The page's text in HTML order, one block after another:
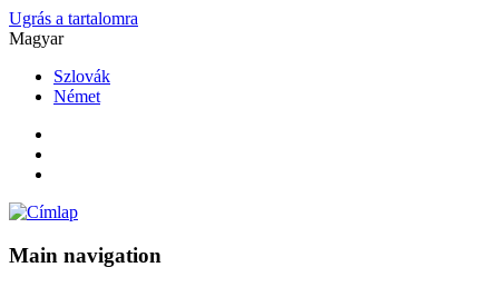
Ugrás a tartalomra
Magyar
Szlovák
Német
Main navigation